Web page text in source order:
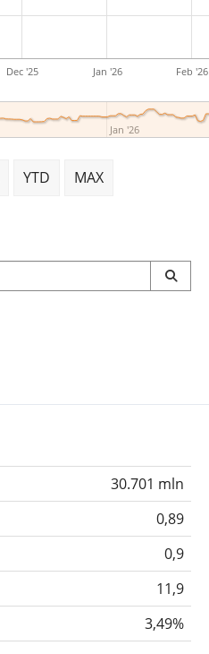
Dec '25 Jan '26 Feb '26
Jan '26
YTD MAX
30.701 mln
0,89
0,9
11,9
3,49%